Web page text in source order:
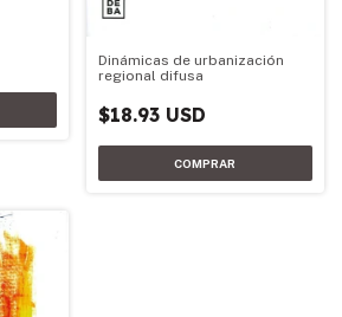
Dinámicas de urbanización
regional difusa
$18.93 USD